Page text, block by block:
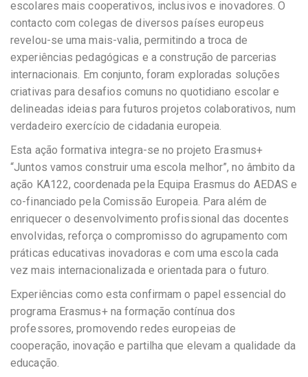
escolares mais cooperativos, inclusivos e inovadores. O
contacto com colegas de diversos países europeus
revelou-se uma mais-valia, permitindo a troca de
experiências pedagógicas e a construção de parcerias
internacionais. Em conjunto, foram exploradas soluções
criativas para desafios comuns no quotidiano escolar e
delineadas ideias para futuros projetos colaborativos, num
verdadeiro exercício de cidadania europeia.
Esta ação formativa integra-se no projeto Erasmus+
“Juntos vamos construir uma escola melhor”, no âmbito da
ação KA122, coordenada pela Equipa Erasmus do AEDAS e
co-financiado pela Comissão Europeia. Para além de
enriquecer o desenvolvimento profissional das docentes
envolvidas, reforça o compromisso do agrupamento com
práticas educativas inovadoras e com uma escola cada
vez mais internacionalizada e orientada para o futuro.
Experiências como esta confirmam o papel essencial do
programa Erasmus+ na formação contínua dos
professores, promovendo redes europeias de
cooperação, inovação e partilha que elevam a qualidade da
educação.